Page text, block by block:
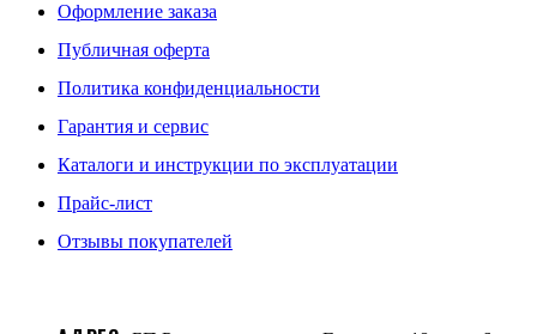
Оформление заказа
Публичная оферта
Политика конфиденциальности
Гарантия и сервис
Каталоги и инструкции по эксплуатации
Прайс-лист
Отзывы покупателей